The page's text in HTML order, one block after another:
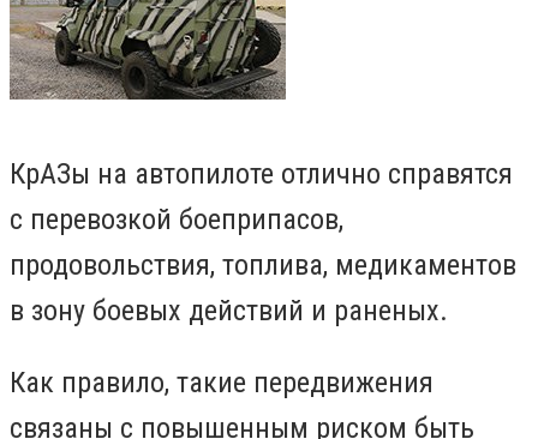
КрАЗы на автопилоте отлично справятся
с перевозкой боеприпасов,
продовольствия, топлива, медикаментов
в зону боевых действий и раненых.
Как правило, такие передвижения
связаны с повышенным риском быть